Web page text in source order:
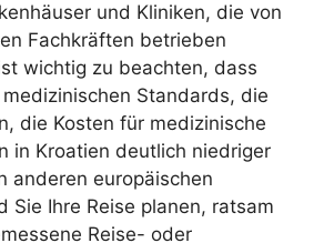
und Kliniken, die von
Fachkräften betrieben
wichtig zu beachten, dass
Standards, die
die Kosten für medizinische
in Kroatien deutlich niedriger
anderen europäischen
Sie Ihre Reise planen, ratsam
Reise- oder